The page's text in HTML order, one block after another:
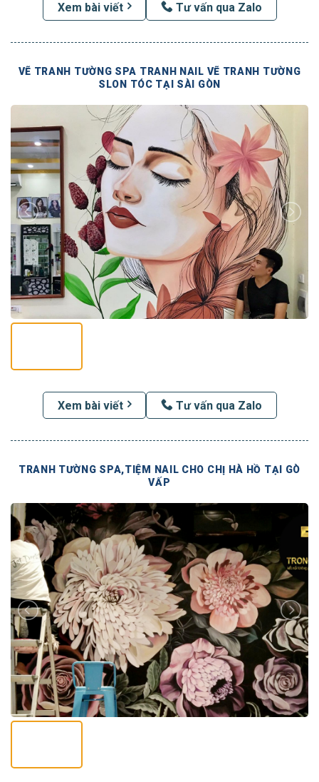
Xem bài viết Tư vấn qua Zalo
VẼ TRANH TƯỜNG SPA TRANH NAIL VẼ TRANH TƯỜNG
SLON TÓC TẠI SÀI GÒN
Xem bài viết Tư vấn qua Zalo
TRANH TƯỜNG SPA,TIỆM NAIL CHO CHỊ HÀ HỒ TẠI GÒ
VẤP